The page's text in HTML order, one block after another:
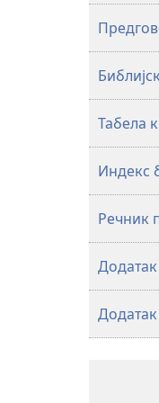
Табела
Индекс
Речник